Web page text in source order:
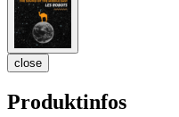
close
Produktinfos